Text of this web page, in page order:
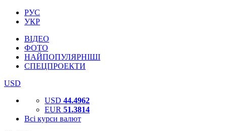
РУС
УКР
ВІДЕО
ФОТО
НАЙПОПУЛЯРНІШІ
СПЕЦПРОЕКТИ
USD
USD 44.4962
EUR 51.3814
Всі курси валют